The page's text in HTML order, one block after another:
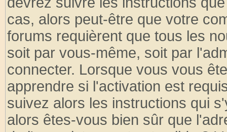
cas, alors peut-être que votre
forums requièrent que tous les
soit par vous-même, soit par
connecter. Lorsque vous vous
apprendre si l'activation est
suivez alors les instructions qui
alors êtes-vous bien sûr que